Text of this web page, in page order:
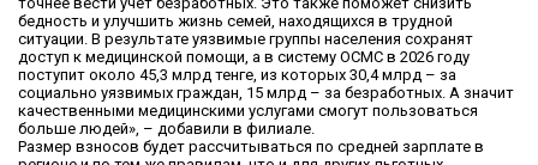
бедность и улучшить жизнь семей, находящихся в трудной
ситуации. В результате уязвимые группы населения сохранят
доступ к медицинской помощи, а в систему ОСМС в 2026 году
поступит около 45,3 млрд тенге, из которых 30,4 млрд – за
социально уязвимых граждан, 15 млрд – за безработных. А значит
качественными медицинскими услугами смогут пользоваться
больше людей», – добавили в филиале.
Размер взносов будет рассчитываться по средней зарплате в